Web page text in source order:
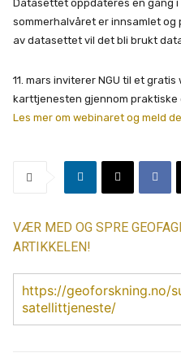
Datasettet oppdateres en gang
sommerhalvåret er innsamlet
av datasettet vil det bli brukt
11. mars inviterer NGU til et
karttjenesten gjennom praktiske
Les mer om webinaret og meld
VÆR MED OG SPRE
ARTIKKELEN!
https://geoforskning.no/
satellittjeneste/